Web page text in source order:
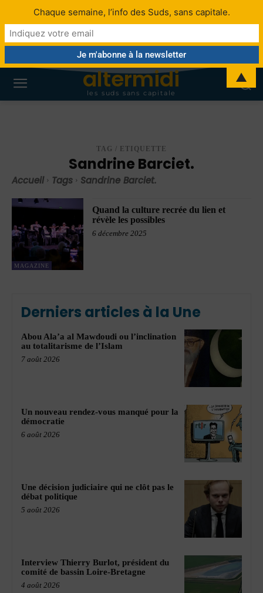
altermidi
les suds sans capitale
TAG / ETIQUETTE
Sandrine Barciet.
Accueil Tags Sandrine Barciet.
MAGAZINE
Quand la culture recrée du lien et
révèle les possibles
6 décembre 2025
Derniers articles à la Une
Abou Ala’a al Mawdoudi ou l’inclination
au totalitarisme de l’Islam
7 août 2026
Un nouveau rendez-vous manqué pour la
démocratie
6 août 2026
Une décision judiciaire qui ne clôt pas le
débat politique
5 août 2026
Interview Thierry Burlot, président du
comité de bassin Loire-Bretagne
4 août 2026
Chaque semaine, l’info des Suds, sans capitale.
▲